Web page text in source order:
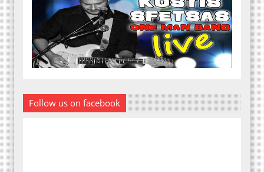
Follow us on facebook